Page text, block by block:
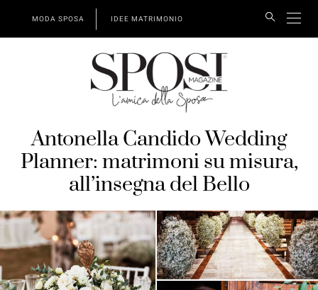
MODA SPOSA IDEE MATRIMONIO
Antonella Candido Wedding
Planner: matrimoni su misura,
all’insegna del Bello